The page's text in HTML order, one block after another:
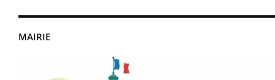
MAIRIE